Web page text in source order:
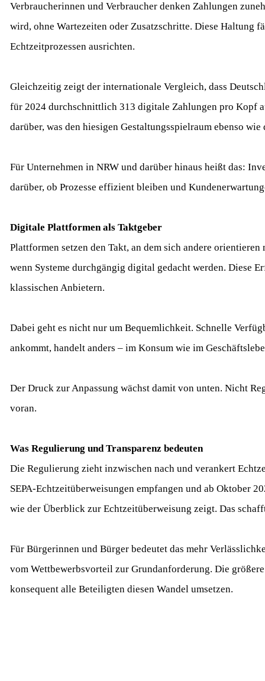
Verbraucherinnen und Verbraucher denken Zahlungen
wird, ohne Wartezeiten oder Zusatzschritte. Diese Haltung
Echtzeitprozessen ausrichten.
Gleichzeitig zeigt der internationale Vergleich, dass
für 2024 durchschnittlich 313 digitale Zahlungen pro Kopf
darüber, was den hiesigen Gestaltungsspielraum ebenso
Für Unternehmen in NRW und darüber hinaus heißt das:
darüber, ob Prozesse effizient bleiben und
Digitale Plattformen als Taktgeber
Plattformen setzen den Takt, an dem sich andere
wenn Systeme durchgängig digital gedacht werden. Diese
klassischen Anbietern.
Dabei geht es nicht nur um Bequemlichkeit. Schnelle
ankommt, handelt anders – im Konsum wie im
Der Druck zur Anpassung wächst damit von unten. Nicht
voran.
Was Regulierung und Transparenz bedeuten
Die Regulierung zieht inzwischen nach und verankert
SEPA‑Echtzeitüberweisungen empfangen und ab Oktober
wie der Überblick zur Echtzeitüberweisung zeigt. Das
Für Bürgerinnen und Bürger bedeutet das mehr
vom Wettbewerbsvorteil zur Grundanforderung. Die
konsequent alle Beteiligten diesen Wandel umsetzen.